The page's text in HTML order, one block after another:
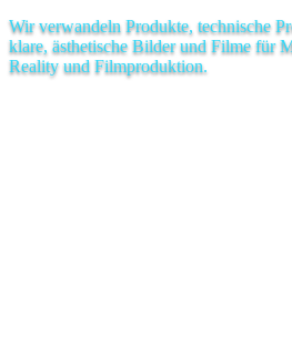
Wir verwandeln Produkte, technische
klare, ästhetische Bilder und Filme für
Reality und Filmproduktion.